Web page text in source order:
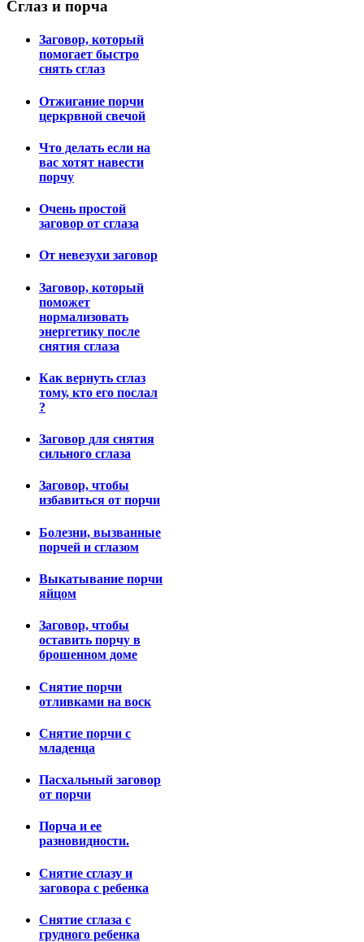
Сглаз и порча
Заговор, который
помогает быстро
снять сглаз
Отжигание порчи
церкрвной свечой
Что делать если на
вас хотят навести
порчу
Очень простой
заговор от сглаза
От невезухи заговор
Заговор, который
поможет
нормализовать
энергетику после
снятия сглаза
Как вернуть сглаз
тому, кто его послал
?
Заговор для снятия
сильного сглаза
Заговор, чтобы
избавиться от порчи
Болезни, вызванные
порчей и сглазом
Выкатывание порчи
яйцом
Заговор, чтобы
оставить порчу в
брошенном доме
Снятие порчи
отливками на воск
Снятие порчи с
младенца
Пасхальный заговор
от порчи
Порча и ее
разновидности.
Снятие сглазу и
заговора с ребенка
Снятие сглаза с
грудного ребенка